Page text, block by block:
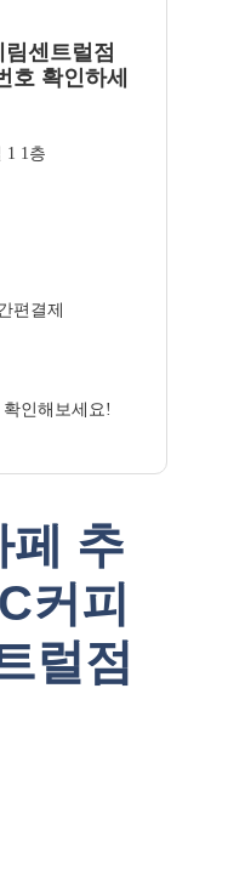
센트럴점
호 확인하세
1 1층
편결제
인해보세요!
페 추
커피
럴점